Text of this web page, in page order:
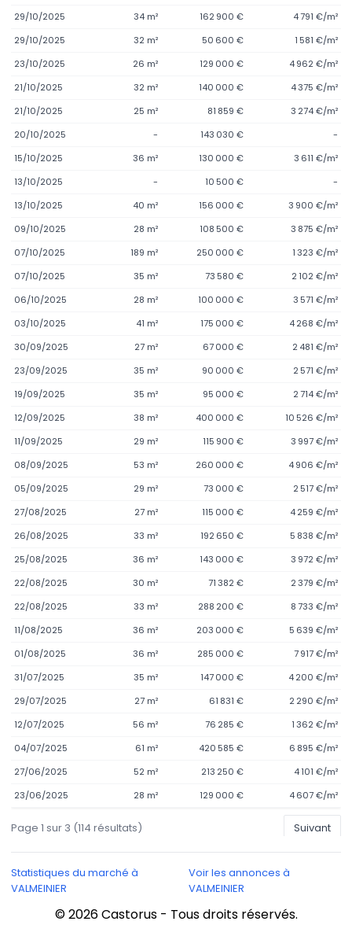
29/10/2025
34 m² 162 900 €
4 791 €/m²
29/10/2025
32 m² 50 600 €
1 581 €/m²
23/10/2025
26 m² 129 000 €
4 962 €/m²
21/10/2025
32 m² 140 000 €
4 375 €/m²
21/10/2025
25 m² 81 859 €
3 274 €/m²
20/10/2025
- 143 030 €
-
15/10/2025
36 m² 130 000 €
3 611 €/m²
13/10/2025
- 10 500 €
-
13/10/2025
40 m² 156 000 €
3 900 €/m²
09/10/2025
28 m² 108 500 €
3 875 €/m²
07/10/2025
189 m² 250 000 €
1 323 €/m²
07/10/2025
35 m² 73 580 €
2 102 €/m²
06/10/2025
28 m² 100 000 €
3 571 €/m²
03/10/2025
41 m² 175 000 €
4 268 €/m²
30/09/2025
27 m² 67 000 €
2 481 €/m²
23/09/2025
35 m² 90 000 €
2 571 €/m²
19/09/2025
35 m² 95 000 €
2 714 €/m²
12/09/2025
38 m² 400 000 €
10 526 €/m²
11/09/2025
29 m² 115 900 €
3 997 €/m²
08/09/2025
53 m² 260 000 €
4 906 €/m²
05/09/2025
29 m² 73 000 €
2 517 €/m²
27/08/2025
27 m² 115 000 €
4 259 €/m²
26/08/2025
33 m² 192 650 €
5 838 €/m²
25/08/2025
36 m² 143 000 €
3 972 €/m²
22/08/2025
30 m² 71 382 €
2 379 €/m²
22/08/2025
33 m² 288 200 €
8 733 €/m²
11/08/2025
36 m² 203 000 €
5 639 €/m²
01/08/2025
36 m² 285 000 €
7 917 €/m²
31/07/2025
35 m² 147 000 €
4 200 €/m²
29/07/2025
27 m² 61 831 €
2 290 €/m²
12/07/2025
56 m² 76 285 €
1 362 €/m²
04/07/2025
61 m² 420 585 €
6 895 €/m²
27/06/2025
52 m² 213 250 €
4 101 €/m²
23/06/2025
28 m² 129 000 € 4 607 €/m²
Page 1 sur 3 (114 résultats) Suivant
Statistiques du marché à
VALMEINIER
Voir les annonces à
VALMEINIER
© 2026 Castorus - Tous droits réservés.